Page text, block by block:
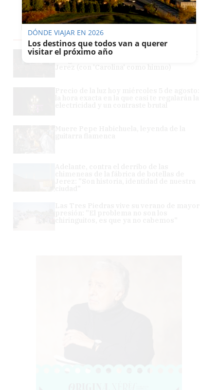
LO MÁS LEÍDO
30 años de M-Clan en el Tío Pepe Festival:
DÓNDE VIAJAR EN 2026
Los destinos que todos van a querer
visitar el próximo año